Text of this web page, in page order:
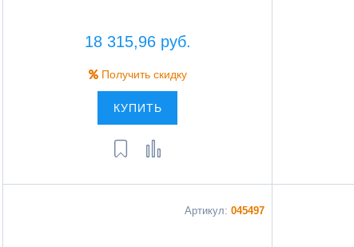
18 315,96 руб.
Получить скидку
КУПИТЬ
Артикул: 045497